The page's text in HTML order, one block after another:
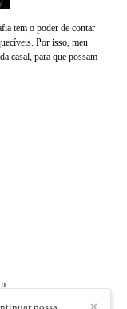
tem o poder de contar
Por isso, meu
casal, para que possam
Flamboyant